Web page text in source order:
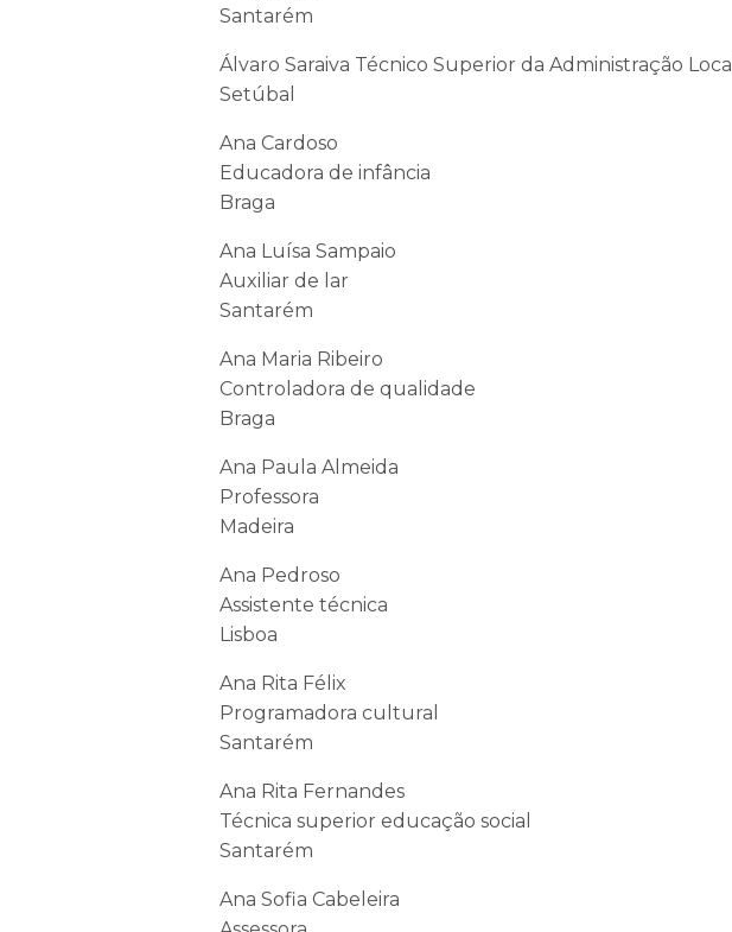
Santarém
Álvaro Saraiva Técnico Superior da Administração Local
Setúbal
Ana Cardoso
Educadora de infância
Braga
Ana Luísa Sampaio
Auxiliar de lar
Santarém
Ana Maria Ribeiro
Controladora de qualidade
Braga
Ana Paula Almeida
Professora
Madeira
Ana Pedroso
Assistente técnica
Lisboa
Ana Rita Félix
Programadora cultural
Santarém
Ana Rita Fernandes
Técnica superior educação social
Santarém
Ana Sofia Cabeleira